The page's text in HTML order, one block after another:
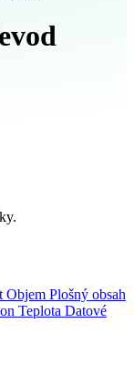
Objem Plošný obsah
Teplota Datové